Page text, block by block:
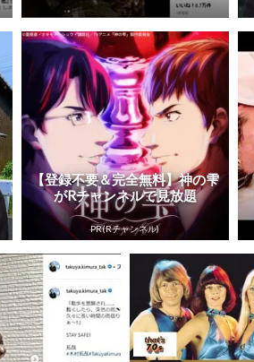
【登録不要＆完全無料】神の雫
がRチャンネルで見放題
PR(Rチャンネル)